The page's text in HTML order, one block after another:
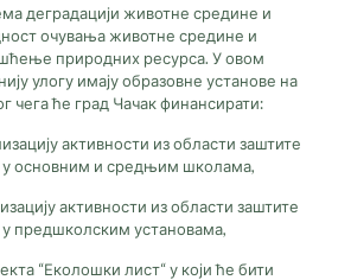
деградацији животне средине и
очувања животне средине и
природних ресурса. У овом
улогу имају образовне установе на
чега ће град Чачак финансирати:
активности из области заштите
основним и средњим школама,
активности из области заштите
предшколским установама,
“Еколошки лист“ у који ће бити